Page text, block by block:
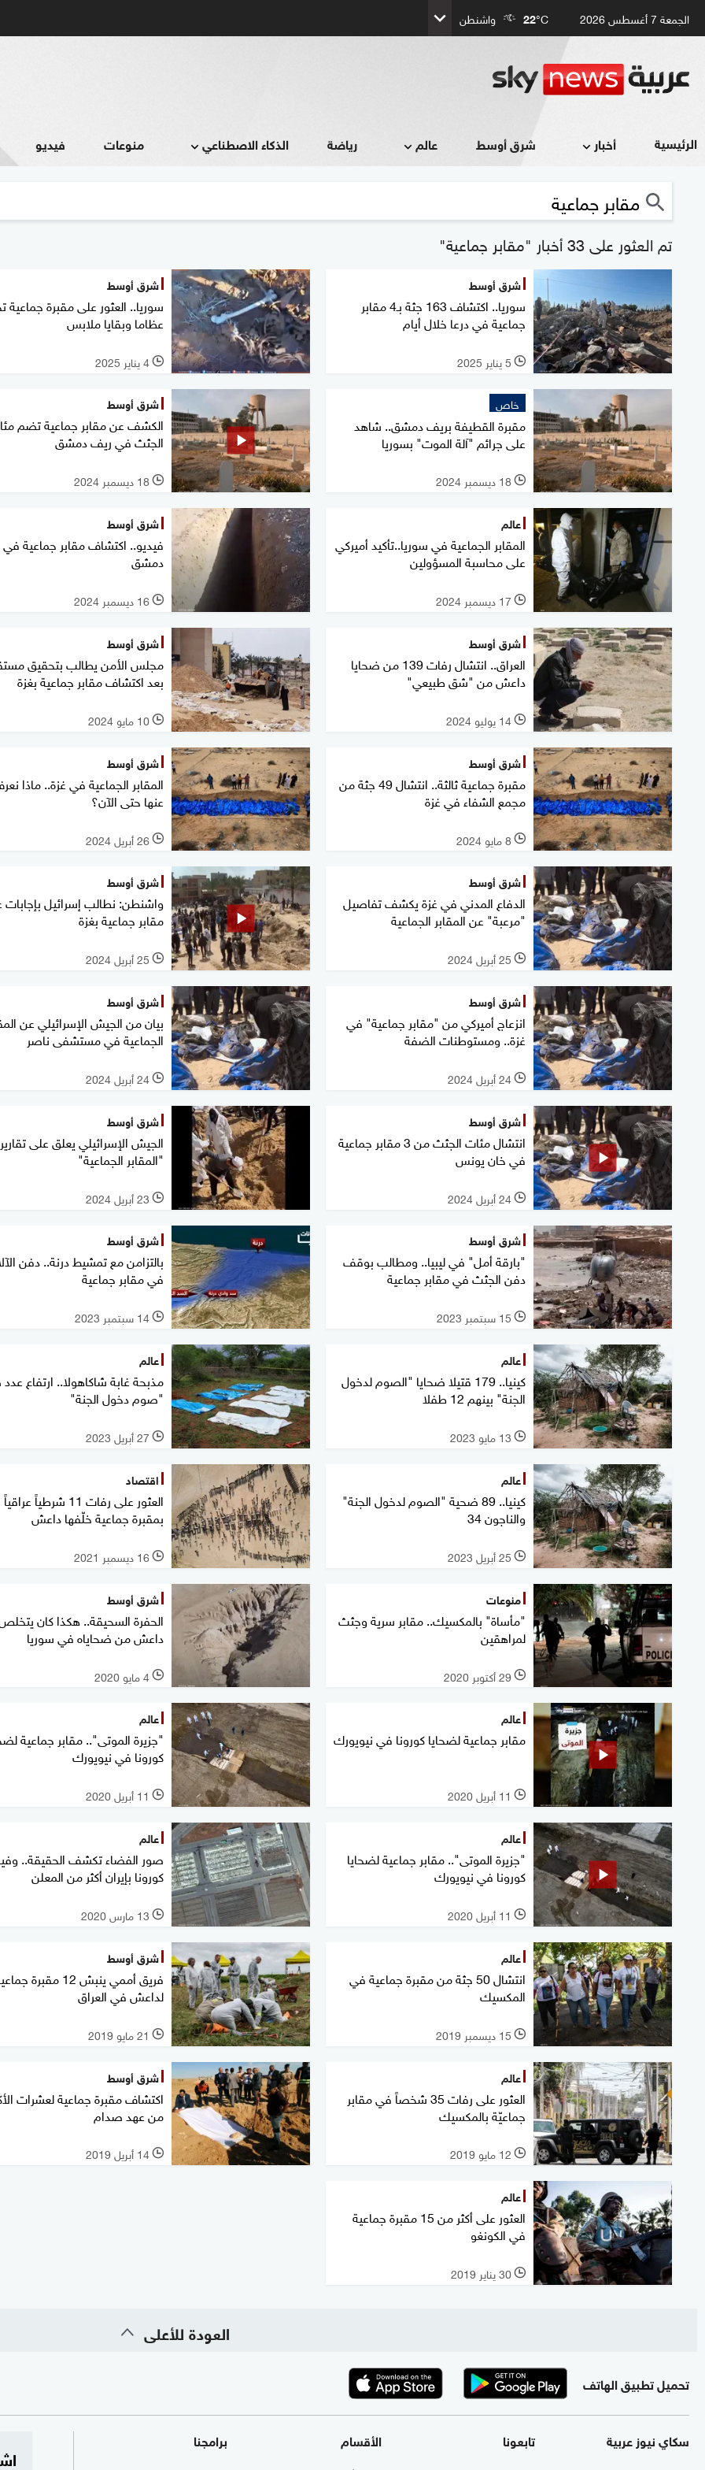
الجمعة 7 أغسطس 2026 22°C واشنطن
الرئيسية أخبار شرق أوسط عالم رياضة الذكاء الاصطناعي منوعات فيديو
تم العثور على 33 أخبار "مقابر جماعية"
شرق أوسط
سوريا.. اكتشاف 163 جثة بـ4 مقابر
جماعية في درعا خلال أيام
l 5 يناير 2025
شرق أوسط
سوريا.. العثور على مقبرة جماعية
عظاما وبقايا ملابس
l 4 يناير 2025
خاص
مقبرة القطيفة بريف دمشق.. شاهد
على جرائم "آلة الموت" بسوريا
l 18 ديسمبر 2024
شرق أوسط
الكشف عن مقابر جماعية تضم
الجثث في ريف دمشق
l 18 ديسمبر 2024
عالم
المقابر الجماعية في سوريا..تأكيد أميركي
على محاسبة المسؤولين
l 17 ديسمبر 2024
شرق أوسط
فيديو.. اكتشاف مقابر جماعية
دمشق
l 16 ديسمبر 2024
شرق أوسط
العراق.. انتشال رفات 139 من ضحايا
داعش من "شق طبيعي"
l 14 يوليو 2024
شرق أوسط
مجلس الأمن يطالب بتحقيق
بعد اكتشاف مقابر جماعية بغزة
l 10 مايو 2024
شرق أوسط
مقبرة جماعية ثالثة.. انتشال 49 جثة من
مجمع الشفاء في غزة
l 8 مايو 2024
شرق أوسط
المقابر الجماعية في غزة.. ماذا
عنها حتى الآن؟
l 26 أبريل 2024
شرق أوسط
الدفاع المدني في غزة يكشف تفاصيل
"مرعبة" عن المقابر الجماعية
l 25 أبريل 2024
شرق أوسط
واشنطن: نطالب إسرائيل
مقابر جماعية بغزة
l 25 أبريل 2024
شرق أوسط
انزعاج أميركي من "مقابر جماعية" في
غزة.. ومستوطنات الضفة
l 24 أبريل 2024
شرق أوسط
بيان من الجيش الإسرائيلي عن
الجماعية في مستشفى ناصر
l 24 أبريل 2024
شرق أوسط
انتشال مئات الجثث من 3 مقابر جماعية
في خان يونس
l 24 أبريل 2024
شرق أوسط
الجيش الإسرائيلي يعلق على تقارير
"المقابر الجماعية"
l 23 أبريل 2024
شرق أوسط
"بارقة أمل" في ليبيا.. ومطالب بوقف
دفن الجثث في مقابر جماعية
l 15 سبتمبر 2023
شرق أوسط
بالتزامن مع تمشيط درنة.. دفن
في مقابر جماعية
l 14 سبتمبر 2023
عالم
كينيا.. 179 قتيلا ضحايا "الصوم لدخول
الجنة" بينهم 12 طفلا
l 13 مايو 2023
عالم
مذبحة غابة شاكاهولا.. ارتفاع
"صوم دخول الجنة"
l 27 أبريل 2023
عالم
كينيا.. 89 ضحية "الصوم لدخول الجنة"
والناجون 34
l 25 أبريل 2023
اقتصاد
العثور على رفات 11 شرطياً عراقياً
بمقبرة جماعية خلّفها داعش
l 16 ديسمبر 2021
منوعات
"مأساة" بالمكسيك.. مقابر سرية وجثث
لمراهقين
l 29 أكتوبر 2020
شرق أوسط
الحفرة السحيقة.. هكذا كان
داعش من ضحاياه في سوريا
l 4 مايو 2020
عالم
مقابر جماعية لضحايا كورونا في نيويورك
l 11 أبريل 2020
عالم
"جزيرة الموتى".. مقابر جماعية
كورونا في نيويورك
l 11 أبريل 2020
عالم
"جزيرة الموتى".. مقابر جماعية لضحايا
كورونا في نيويورك
l 11 أبريل 2020
عالم
صور الفضاء تكشف الحقيقة..
كورونا بإيران أكثر من المعلن
l 13 مارس 2020
عالم
انتشال 50 جثة من مقبرة جماعية في
المكسيك
l 15 ديسمبر 2019
شرق أوسط
فريق أممي ينبش 12 مقبرة
لداعش في العراق
l 21 مايو 2019
عالم
العثور على رفات 35 شخصاً في مقابر
جماعيّة بالمكسيك
l 12 مايو 2019
شرق أوسط
اكتشاف مقبرة جماعية لعشرات
من عهد صدام
l 14 أبريل 2019
عالم
العثور على أكثر من 15 مقبرة جماعية
في الكونغو
l 30 يناير 2019
العودة للأعلى
تحميل تطبيق الهاتف
سكاي نيوز عربية تابعونا الأقسام برامجنا